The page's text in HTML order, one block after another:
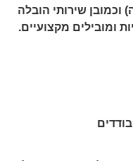
שירותי הובלה
ומובילים מקצועיים.